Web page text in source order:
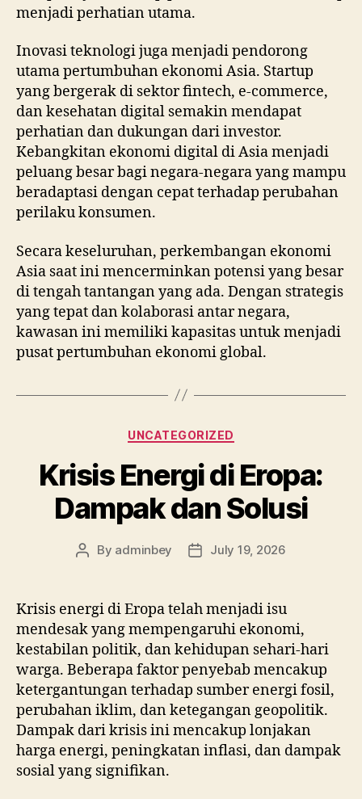
menjadi perhatian utama.
Inovasi teknologi juga menjadi pendorong
utama pertumbuhan ekonomi Asia. Startup
yang bergerak di sektor fintech, e-commerce,
dan kesehatan digital semakin mendapat
perhatian dan dukungan dari investor.
Kebangkitan ekonomi digital di Asia menjadi
peluang besar bagi negara-negara yang mampu
beradaptasi dengan cepat terhadap perubahan
perilaku konsumen.
Secara keseluruhan, perkembangan ekonomi
Asia saat ini mencerminkan potensi yang besar
di tengah tantangan yang ada. Dengan strategis
yang tepat dan kolaborasi antar negara,
kawasan ini memiliki kapasitas untuk menjadi
pusat pertumbuhan ekonomi global.
Categories
UNCATEGORIZED
Krisis Energi di Eropa:
Dampak dan Solusi
Post
By adminbey
PostJuly 19, 2026
Krisis energi di Eropa telah menjadi isu
mendesak yang mempengaruhi ekonomi,
kestabilan politik, dan kehidupan sehari-hari
warga. Beberapa faktor penyebab mencakup
ketergantungan terhadap sumber energi fosil,
perubahan iklim, dan ketegangan geopolitik.
Dampak dari krisis ini mencakup lonjakan
harga energi, peningkatan inflasi, dan dampak
sosial yang signifikan.